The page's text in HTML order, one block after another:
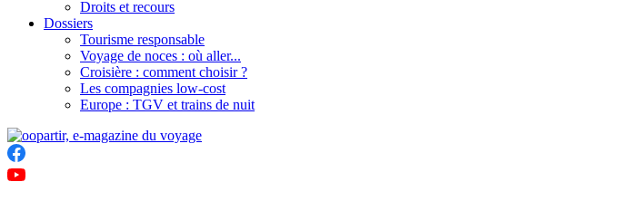
Droits et recours
Dossiers
Tourisme responsable
Voyage de noces : où aller...
Croisière : comment choisir ?
Les compagnies low-cost
Europe : TGV et trains de nuit